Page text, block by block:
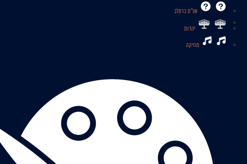
שו’’ת ברסלב
יהדות
מוזיקה